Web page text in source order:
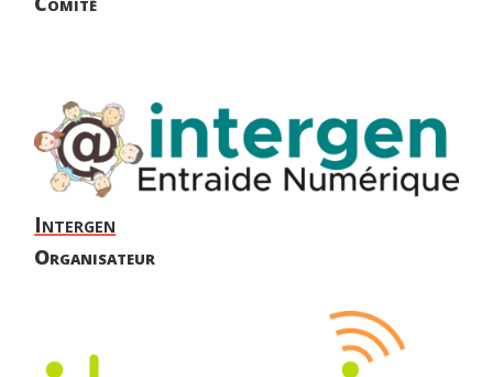
Intergen
Organisateur